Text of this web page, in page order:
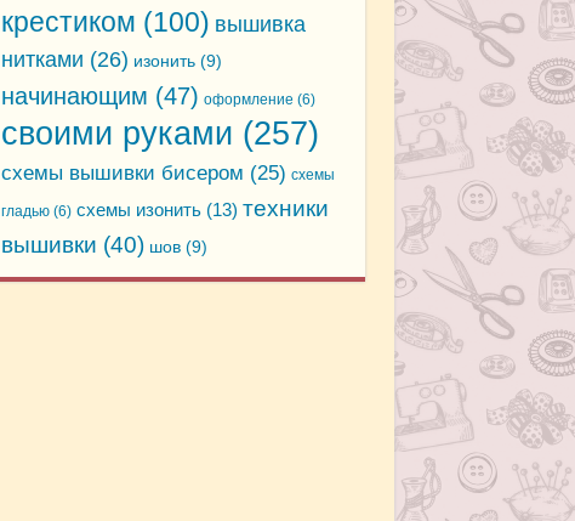
крестиком (100) вышивка
нитками (26) изонить(9)
начинающим (47) оформление (6)
своими руками (257)
схемы вышивки бисером (25) схемы
гладью(6) схемы изонить(13) техники
вышивки (40) шов(9)